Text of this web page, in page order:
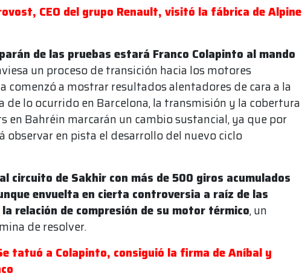
CEO del grupo Renault, visitó la fábrica de Alpine
de las pruebas estará Franco Colapinto al mando
un proceso de transición hacia los motores
comenzó a mostrar resultados alentadores de cara a la
lo ocurrido en Barcelona, la transmisión y la cobertura
Bahréin marcarán un cambio sustancial, ya que por
observar en pista el desarrollo del nuevo ciclo
circuito de Sakhir con más de 500 giros acumulados
envuelta en cierta controversia a raíz de las
relación de compresión de su motor térmico, un
de resolver.
tatuó a Colapinto, consiguió la firma de Aníbal y